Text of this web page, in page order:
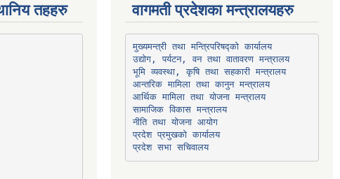
तहहरु वागमती प्रदेशका मन्त्रालयहरु
मुख्यमन्त्री तथा मन्त्रिपरिषद्को कार्यालय
उद्योग, पर्यटन, वन तथा वातावरण मन्त्रालय
भूमि व्यवस्था, कृषि तथा सहकारी मन्त्रालय
आन्तरिक मामिला तथा कानुन मन्त्रालय
आर्थिक मामिला तथा योजना मन्त्रालय
सामाजिक विकास मन्त्रालय
नीति तथा योजना आयोग
प्रदेश प्रमुखको कार्यालय
प्रदेश सभा सचिवालय